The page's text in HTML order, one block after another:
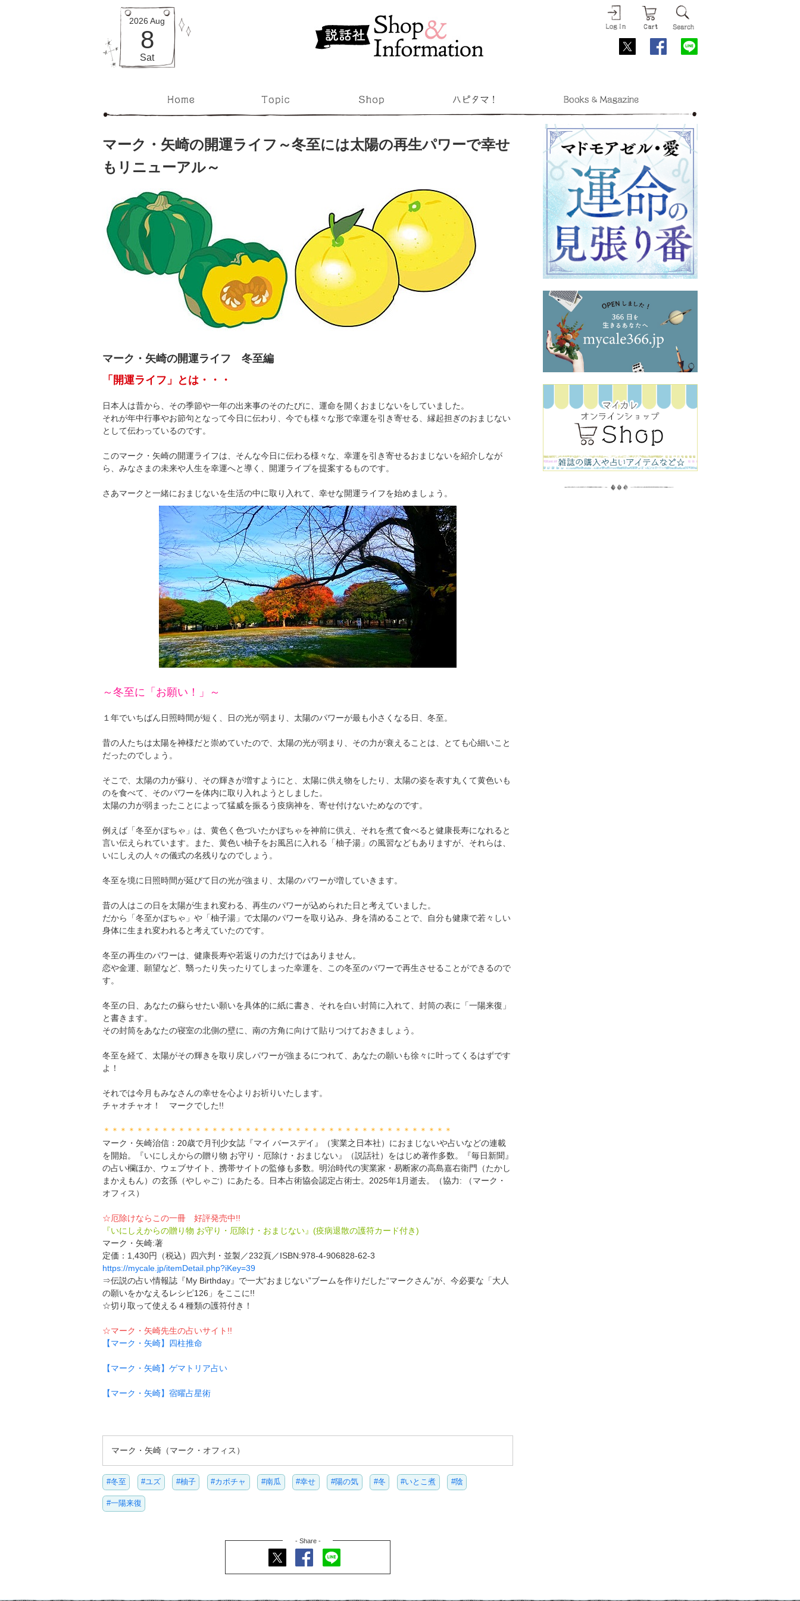
2026 Aug
8
Sat
マーク・矢崎の開運ライフ～冬至には太陽の再生パワーで幸せ
もリニューアル～
マーク・矢崎の開運ライフ 冬至編
「開運ライフ」とは・・・
日本人は昔から、その季節や一年の出来事のそのたびに、運命を開くおまじないをしていました。
それが年中行事やお節句となって今日に伝わり、今でも様々な形で幸運を引き寄せる、縁起担ぎのおまじない
として伝わっているのです。
このマーク・矢崎の開運ライフは、そんな今日に伝わる様々な、幸運を引き寄せるおまじないを紹介しなが
ら、みなさまの未来や人生を幸運へと導く、開運ライプを提案するものです。
さあマークと一緒におまじないを生活の中に取り入れて、幸せな開運ライフを始めましょう。
～冬至に「お願い！」～
１年でいちばん日照時間が短く、日の光が弱まり、太陽のパワーが最も小さくなる日、冬至。
昔の人たちは太陽を神様だと崇めていたので、太陽の光が弱まり、その力が衰えることは、とても心細いこと
だったのでしょう。
そこで、太陽の力が蘇り、その輝きが増すようにと、太陽に供え物をしたり、太陽の姿を表す丸くて黄色いも
のを食べて、そのパワーを体内に取り入れようとしました。
太陽の力が弱まったことによって猛威を振るう疫病神を、寄せ付けないためなのです。
例えば「冬至かぼちゃ」は、黄色く色づいたかぼちゃを神前に供え、それを煮て食べると健康長寿になれると
言い伝えられています。また、黄色い柚子をお風呂に入れる「柚子湯」の風習などもありますが、それらは、
いにしえの人々の儀式の名残りなのでしょう。
冬至を境に日照時間が延びて日の光が強まり、太陽のパワーが増していきます。
昔の人はこの日を太陽が生まれ変わる、再生のパワーが込められた日と考えていました。
だから「冬至かぼちゃ」や「柚子湯」で太陽のパワーを取り込み、身を清めることで、自分も健康で若々しい
身体に生まれ変われると考えていたのです。
冬至の再生のパワーは、健康長寿や若返りの力だけではありません。
恋や金運、願望など、翳ったり失ったりてしまった幸運を、この冬至のパワーで再生させることができるので
す。
冬至の日、あなたの蘇らせたい願いを具体的に紙に書き、それを白い封筒に入れて、封筒の表に「一陽来復」
と書きます。
その封筒をあなたの寝室の北側の壁に、南の方角に向けて貼りつけておきましょう。
冬至を経て、太陽がその輝きを取り戻しパワーが強まるにつれて、あなたの願いも徐々に叶ってくるはずです
よ！
それでは今月もみなさんの幸せを心よりお祈りいたします。
チャオチャオ！ マークでした!!
＊＊＊＊＊＊＊＊＊＊＊＊＊＊＊＊＊＊＊＊＊＊＊＊＊＊＊＊＊＊＊＊＊＊＊＊＊＊＊＊＊＊
マーク・矢崎治信：20歳で月刊少女誌『マイ バースデイ』（実業之日本社）におまじないや占いなどの連載
を開始。『いにしえからの贈り物 お守り・厄除け・おまじない』（説話社）をはじめ著作多数。『毎日新聞』
の占い欄ほか、ウェブサイト、携帯サイトの監修も多数。明治時代の実業家・易断家の高島嘉右衛門（たかし
まかえもん）の玄孫（やしゃご）にあたる。日本占術協会認定占術士。2025年1月逝去。（協力: （マーク・
オフィス）
☆厄除けならこの一冊 好評発売中!!
『いにしえからの贈り物 お守り・厄除け・おまじない』(疫病退散の護符カード付き)
マーク・矢崎:著
定価：1,430円（税込）四六判・並製／232頁／ISBN:978-4-906828-62-3
https://mycale.jp/itemDetail.php?iKey=39
⇒伝説の占い情報誌『My Birthday』で一大“おまじない”ブームを作りだした“マークさん”が、今必要な「大人
の願いをかなえるレシピ126」をここに!!
☆切り取って使える４種類の護符付き！
☆マーク・矢崎先生の占いサイト!!
【マーク・矢崎】四柱推命
【マーク・矢崎】ゲマトリア占い
【マーク・矢崎】宿曜占星術
マーク・矢崎（マーク・オフィス）
#冬至 #ユズ #柚子 #カボチャ #南瓜 #幸せ #陽の気 #冬 #いとこ煮 #陰
#一陽来復
- Share -